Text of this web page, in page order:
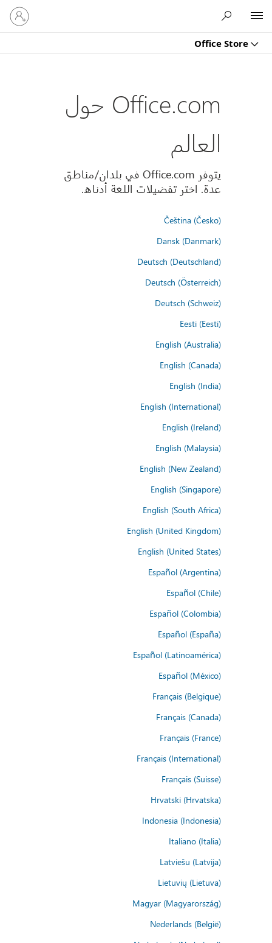
Office Store
تسجيل
الدخول
إلى
Office.com حول
العالم
يتوفر Office.com في بلدان/مناطق
عدة. اختر تفضيلات اللغة أدناه.
Čeština (Česko)
Dansk (Danmark)
Deutsch (Deutschland)
Deutsch (Österreich)
Deutsch (Schweiz)
Eesti (Eesti)
English (Australia)
English (Canada)
English (India)
English (International)
English (Ireland)
English (Malaysia)
English (New Zealand)
English (Singapore)
English (South Africa)
English (United Kingdom)
English (United States)
Español (Argentina)
Español (Chile)
Español (Colombia)
Español (España)
Español (Latinoamérica)
Español (México)
Français (Belgique)
Français (Canada)
Français (France)
Français (International)
Français (Suisse)
Hrvatski (Hrvatska)
Indonesia (Indonesia)
Italiano (Italia)
Latviešu (Latvija)
Lietuvių (Lietuva)
Magyar (Magyarország)
Nederlands (België)